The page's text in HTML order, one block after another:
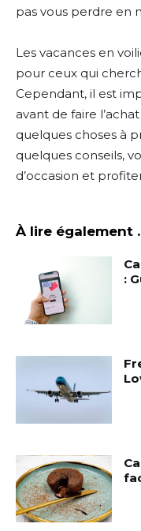
pas vous perdre en
Les vacances en
pour ceux qui
Cependant, il est
avant de faire
quelques choses à
quelques conseils,
d’occasion et
À lire également
: